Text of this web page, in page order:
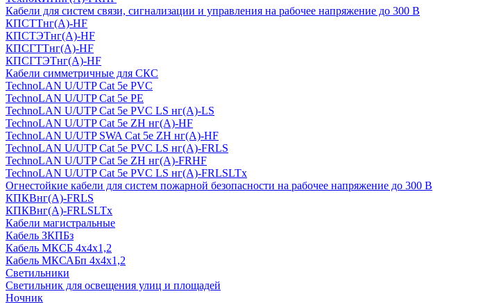
Кабели для систем связи, сигнализации и управления на рабочее напряжение до 300 В
КПСТТнг(A)-HF
КПСТЭТнг(A)-HF
КПСГТТнг(A)-HF
КПСГТЭТнг(A)-HF
Кабели симметричные для СКС
TechnoLAN U/UTP Cat 5e PVC
TechnoLAN U/UTP Cat 5e PE
TechnoLAN U/UTP Cat 5e PVC LS нг(A)-LS
TechnoLAN U/UTP Cat 5e ZH нг(A)-HF
TechnoLAN U/UTP SWA Cat 5e ZH нг(A)-HF
TechnoLAN U/UTP Cat 5e PVC LS нг(A)-FRLS
TechnoLAN U/UTP Cat 5e ZH нг(A)-FRHF
TechnoLAN U/UTP Cat 5e PVC LS нг(A)-FRLSLTx
Огнестойкие кабели для систем пожарной безопасности на рабочее напряжение до 300 В
КПКВнг(A)-FRLS
КПКВнг(A)-FRLSLTx
Кабели магистральные
Кабель ЗКПБз
Кабель МКСБ 4х4х1,2
Кабель МКСАБп 4х4х1,2
Светильники
Светильник для освещения улиц и площадей
Ночник